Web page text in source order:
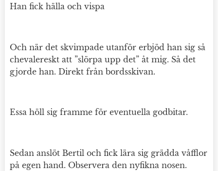
Han fick hälla och vispa
Och när det skvimpade utanför erbjöd han sig så
chevalereskt att ”slörpa upp det” åt mig. Så det
gjorde han. Direkt från bordsskivan.
Essa höll sig framme för eventuella godbitar.
Sedan anslöt Bertil och fick lära sig grädda våfflor
på egen hand. Observera den nyfikna nosen.